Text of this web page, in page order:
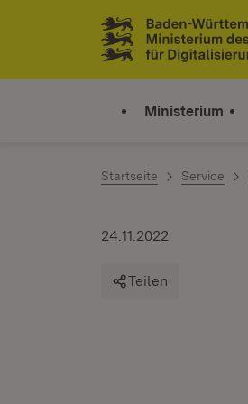
Zum Inhalt springen
Link zur Startseite
Ministerium
Startseite Service
24.11.2022
Teilen